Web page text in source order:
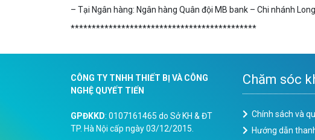
– Tại Ngân hàng: Ngân hàng Quân đội MB bank – Chi nhánh Long
********************************************
CÔNG TY TNHH THIẾT BỊ VÀ CÔNG
NGHỆ QUYẾT TIẾN
GPĐKKD: 0107161465 do Sở KH & ĐT
TP. Hà Nội cấp ngày 03/12/2015.
Chăm sóc
Chính sách và
Hướng dẫn